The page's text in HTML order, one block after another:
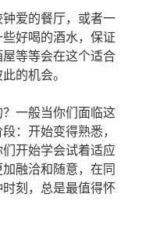
爱的餐厅，或者一
好喝的酒水，保证
等等会在这个适合
的机会。
一般当你们面临这
：开始变得熟悉，
开始学会试着适应
融洽和随意，在同
刻，总是最值得怀